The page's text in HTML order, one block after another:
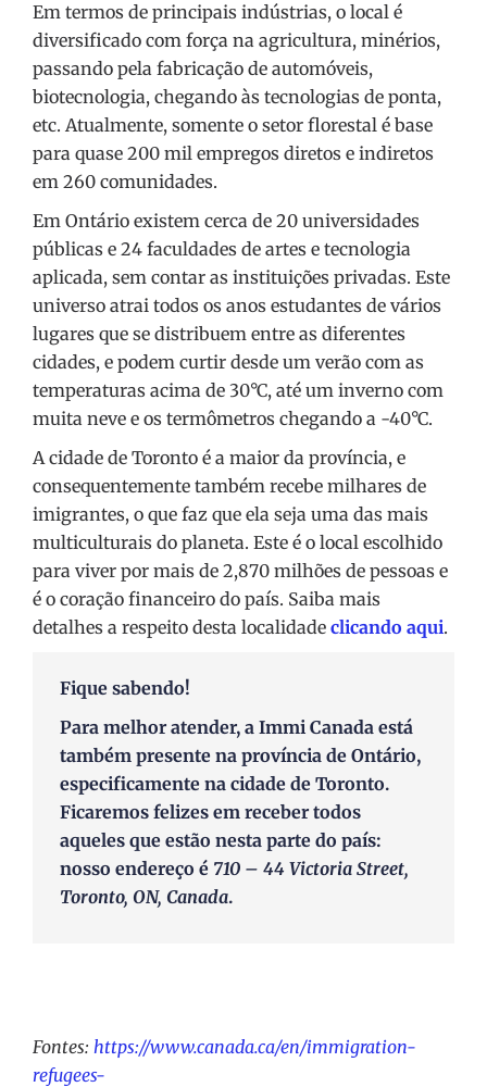
Em termos de principais indústrias, o local é
diversificado com força na agricultura, minérios,
passando pela fabricação de automóveis,
biotecnologia, chegando às tecnologias de ponta,
etc. Atualmente, somente o setor florestal é base
para quase 200 mil empregos diretos e indiretos
em 260 comunidades.
Em Ontário existem cerca de 20 universidades
públicas e 24 faculdades de artes e tecnologia
aplicada, sem contar as instituições privadas. Este
universo atrai todos os anos estudantes de vários
lugares que se distribuem entre as diferentes
cidades, e podem curtir desde um verão com as
temperaturas acima de 30°C, até um inverno com
muita neve e os termômetros chegando a -40°C.
A cidade de Toronto é a maior da província, e
consequentemente também recebe milhares de
imigrantes, o que faz que ela seja uma das mais
multiculturais do planeta. Este é o local escolhido
para viver por mais de 2,870 milhões de pessoas e
é o coração financeiro do país. Saiba mais
detalhes a respeito desta localidade clicando aqui.
Fique sabendo!
Para melhor atender, a Immi Canada está
também presente na província de Ontário,
especificamente na cidade de Toronto.
Ficaremos felizes em receber todos
aqueles que estão nesta parte do país:
nosso endereço é 710 – 44 Victoria Street,
Toronto, ON, Canada.
Fontes: https://www.canada.ca/en/immigration-
refugees-